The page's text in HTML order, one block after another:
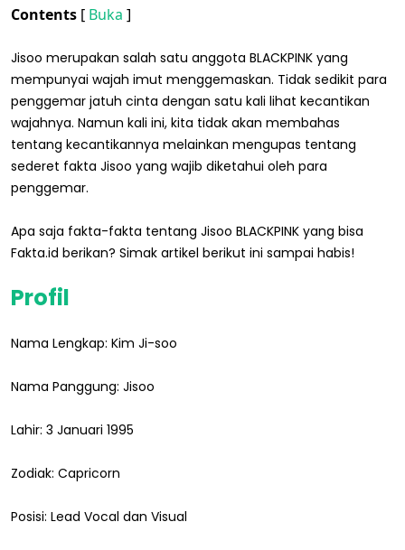
Contents [ Buka ]
Jisoo merupakan salah satu anggota BLACKPINK yang
mempunyai wajah imut menggemaskan. Tidak sedikit para
penggemar jatuh cinta dengan satu kali lihat kecantikan
wajahnya. Namun kali ini, kita tidak akan membahas
tentang kecantikannya melainkan mengupas tentang
sederet fakta Jisoo yang wajib diketahui oleh para
penggemar.
Apa saja fakta-fakta tentang Jisoo BLACKPINK yang bisa
Fakta.id berikan? Simak artikel berikut ini sampai habis!
Profil
Nama Lengkap: Kim Ji-soo
Nama Panggung: Jisoo
Lahir: 3 Januari 1995
Zodiak: Capricorn
Posisi: Lead Vocal dan Visual